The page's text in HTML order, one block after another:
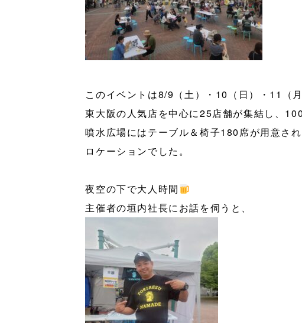
このイベントは8/9（土）・10（日）・11（
東大阪の人気店を中心に25店舗が集結し、
噴水広場にはテーブル＆椅子180席が用意さ
ロケーションでした。
夜空の下で大人時間
主催者の垣内社長にお話を伺うと、